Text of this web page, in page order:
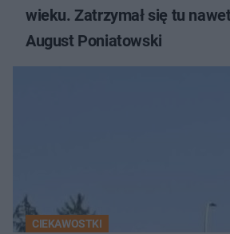
wieku. Zatrzymał się tu
August Poniatowski
CIEKAWOSTKI